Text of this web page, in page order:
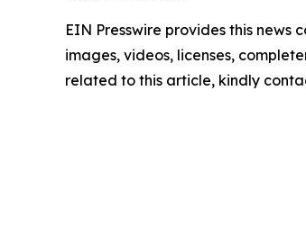
EIN Presswire provides this
images, videos, licenses,
related to this article, kindly